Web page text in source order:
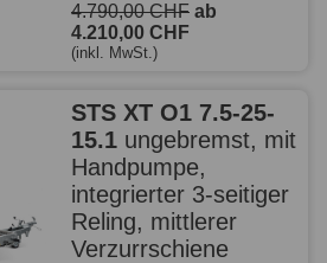
4.790,00 CHF ab
4.210,00 CHF
(inkl. MwSt.)
STS XT O1 7.5-25-
15.1 ungebremst, mit
Handpumpe,
integrierter 3-seitiger
Reling, mittlerer
Verzurrschiene